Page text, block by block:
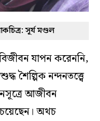
সূর্য মণ্ডল
যাপন করেননি,
শৈল্পিক নন্দনতত্ত্বে
আজীবন
অথচ